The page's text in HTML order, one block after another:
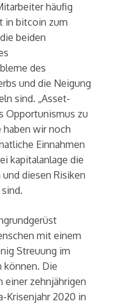
häufig
in bitcoin zum
beiden
des
und die Neigung
sind. „Asset-
Opportunismus zu
wir noch
Einnahmen
kapitalanlage die
diesen Risiken
mit einem
Streuung im
Die
zehnjährigen
Krisenjahr 2020 in